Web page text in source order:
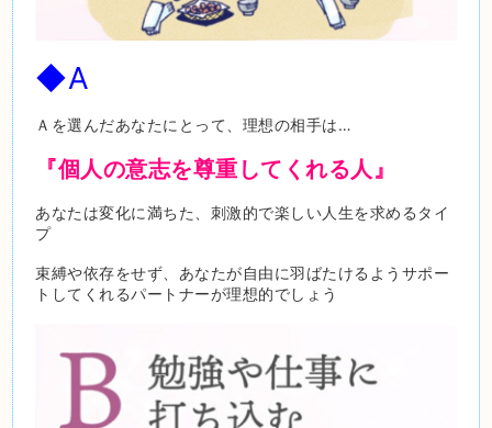
◆A
Ａを選んだあなたにとって、理想の相手は…
『個人の意志を尊重してくれる人』
あなたは変化に満ちた、刺激的で楽しい人生を求めるタイ
プ
束縛や依存をせず、あなたが自由に羽ばたけるようサポー
トしてくれるパートナーが理想的でしょう